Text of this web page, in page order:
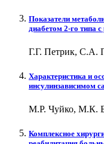
Показатели
диабетом 2-го типа
Г.Г. Петрик, С.А.
Характеристика и
инсулинзависимом
М.Р. Чуйко, М.К.
Комплексное